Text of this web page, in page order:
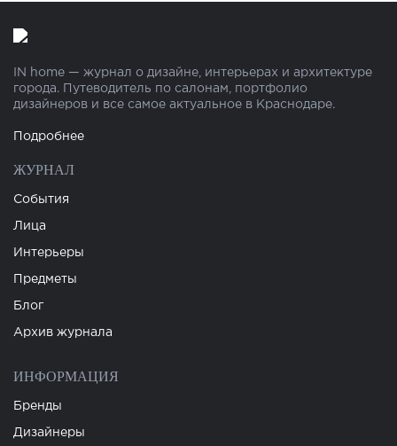
IN home — журнал о дизайне, интерьерах и архитектуре
города. Путеводитель по салонам, портфолио
дизайнеров и все самое актуальное в Краснодаре.
Подробнее
ЖУРНАЛ
События
Лица
Интерьеры
Предметы
Блог
Архив журнала
ИНФОРМАЦИЯ
Бренды
Дизайнеры